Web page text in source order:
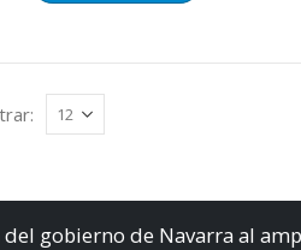
gobierno de Navarra al